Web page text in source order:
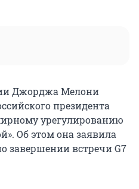
Джорджа Мелони
президента
урегулированию
Об этом она заявила
завершении встречи G7